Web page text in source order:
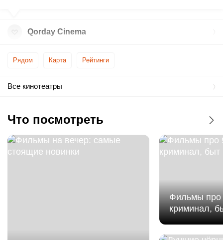
Рядом Карта Рейтинги
Qorday Cinema
Все кинотеатры
Что посмотреть
Фильмы про
криминал,